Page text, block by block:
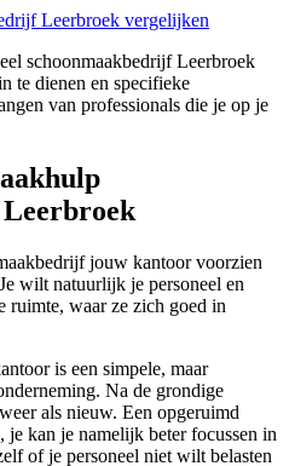
Leerbroek vergelijken
schoonmaakbedrijf Leerbroek
te dienen en specifieke
van professionals die je op je
jouw kantoor voorzien
wilt natuurlijk je personeel en
ruimte, waar ze zich goed in
is een simpele, maar
Na de grondige
als nieuw. Een opgeruimd
kan je namelijk beter focussen in
of je personeel niet wilt belasten